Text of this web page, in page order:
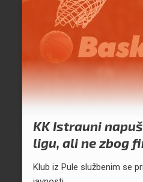
KK Istrauni
ligu, ali ne zbog
Klub iz Pule službenim se